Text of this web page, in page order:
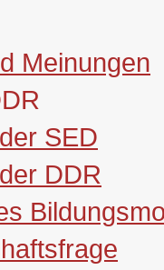
Meinungen
SED
DDR